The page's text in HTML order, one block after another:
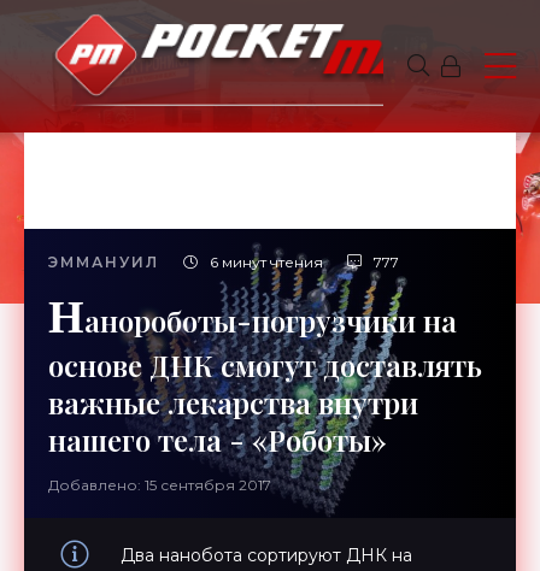
ЭММАНУИЛ 6 минут чтения 777
Нанороботы-погрузчики на
основе ДНК смогут доставлять
важные лекарства внутри
нашего тела - «Роботы»
Добавлено: 15 сентября 2017
Два нанобота сортируют ДНК на